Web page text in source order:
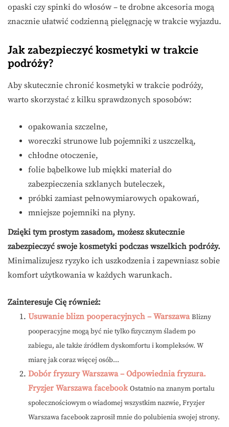
opaski czy spinki do włosów – te drobne akcesoria mogą
znacznie ułatwić codzienną pielęgnację w trakcie wyjazdu.
Jak zabezpieczyć kosmetyki w trakcie
podróży?
Aby skutecznie chronić kosmetyki w trakcie podróży,
warto skorzystać z kilku sprawdzonych sposobów:
opakowania szczelne,
woreczki strunowe lub pojemniki z uszczelką,
chłodne otoczenie,
folie bąbelkowe lub miękki materiał do
zabezpieczenia szklanych buteleczek,
próbki zamiast pełnowymiarowych opakowań,
mniejsze pojemniki na płyny.
Dzięki tym prostym zasadom, możesz skutecznie
zabezpieczyć swoje kosmetyki podczas wszelkich podróży.
Minimalizujesz ryzyko ich uszkodzenia i zapewniasz sobie
komfort użytkowania w każdych warunkach.
Zainteresuje Cię również:
Usuwanie blizn pooperacyjnych – Warszawa Blizny
pooperacyjne mogą być nie tylko fizycznym śladem po
zabiegu, ale także źródłem dyskomfortu i kompleksów. W
miarę jak coraz więcej osób...
Dobór fryzury Warszawa – Odpowiednia fryzura.
Fryzjer Warszawa facebook Ostatnio na znanym portalu
społecznościowym o wiadomej wszystkim nazwie, Fryzjer
Warszawa facebook zaprosił mnie do polubienia swojej strony.